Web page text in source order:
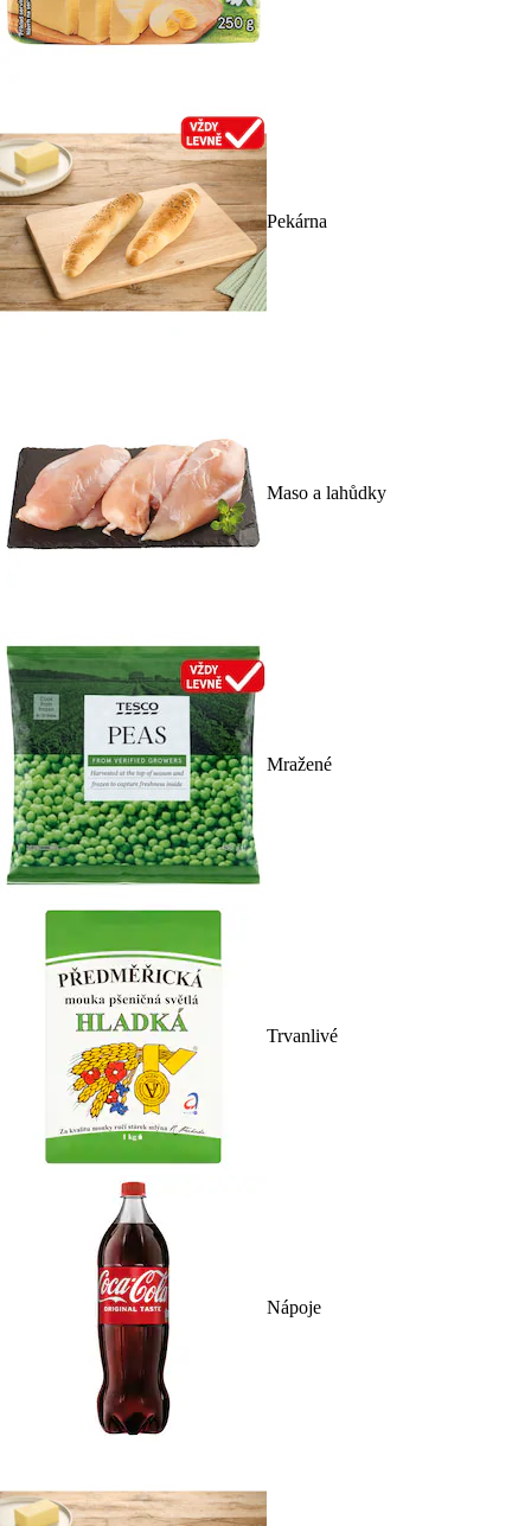
Pekárna
Maso a lahůdky
Mražené
Trvanlivé
Nápoje